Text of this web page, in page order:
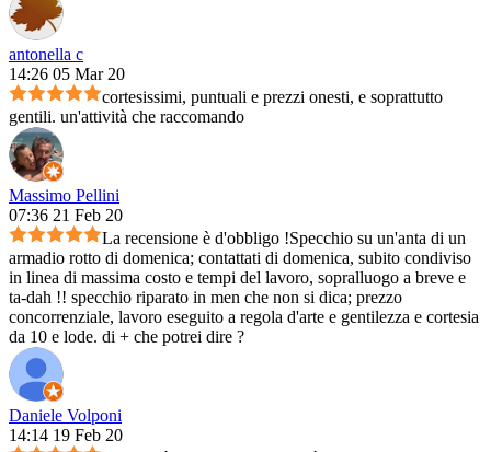
antonella c
14:26 05 Mar 20
cortesissimi, puntuali e prezzi onesti, e soprattutto
gentili. un'attività che raccomando
Massimo Pellini
07:36 21 Feb 20
La recensione è d'obbligo !Specchio su un'anta di un
armadio rotto di domenica; contattati di domenica, subito condiviso
in linea di massima costo e tempi del lavoro, sopralluogo a breve e
ta-dah !! specchio riparato in men che non si dica; prezzo
concorrenziale, lavoro eseguito a regola d'arte e gentilezza e cortesia
da 10 e lode. di + che potrei dire ?
Daniele Volponi
14:14 19 Feb 20